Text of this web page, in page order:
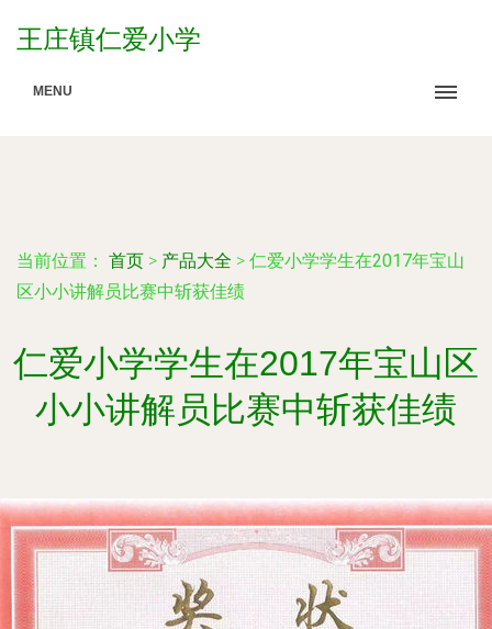
王庄镇仁爱小学
MENU
当前位置： 首页 > 产品大全 > 仁爱小学学生在2017年宝山
区小小讲解员比赛中斩获佳绩
仁爱小学学生在2017年宝山区
小小讲解员比赛中斩获佳绩